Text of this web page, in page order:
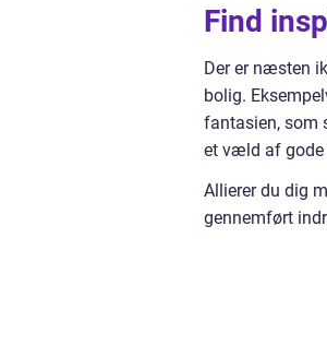
Find
Der er næsten
bolig.
fantasien, som
et væld af gode
Allierer du dig
gennemført